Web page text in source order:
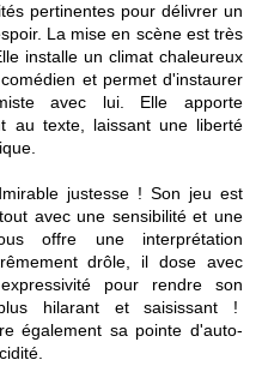
pertinentes pour délivrer un
La mise en scène est très
installe un climat chaleureux
et permet d'instaurer
avec lui. Elle apporte
au texte, laissant une liberté
justesse ! Son jeu est
avec une sensibilité et une
offre une interprétation
drôle, il dose avec
pour rendre son
hilarant et saisissant !
également sa pointe d'auto-